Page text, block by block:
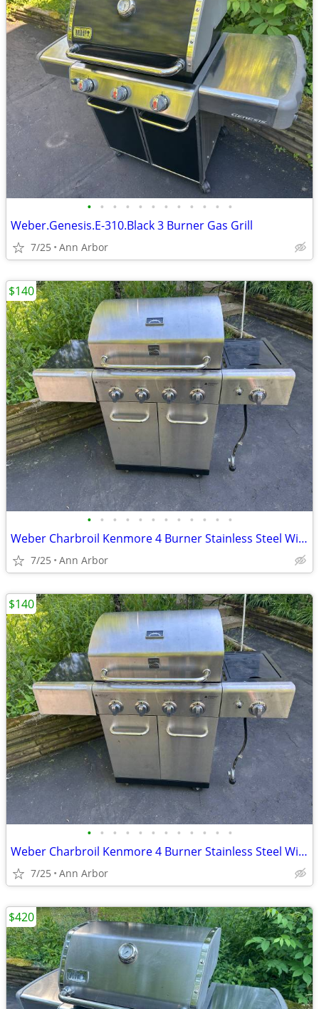
• • • • • • • • • • • •
Weber.Genesis.E-310.Black 3 Burner Gas Grill
7/25 Ann Arbor
• • • • • • • • • • • •
Weber Charbroil Kenmore 4 Burner Stainless Steel With Side Burner
7/25 Ann Arbor
$140
• • • • • • • • • • • •
Weber Charbroil Kenmore 4 Burner Stainless Steel With Side Burner
7/25 Ann Arbor
$140
$420